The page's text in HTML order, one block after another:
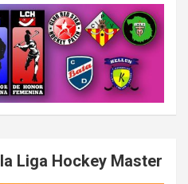
Liga Hockey Master